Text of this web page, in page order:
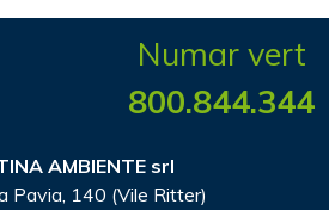
Numar vert
800.844.344
AMBIENTE srl
Pavia, 140 (Vile Ritter)